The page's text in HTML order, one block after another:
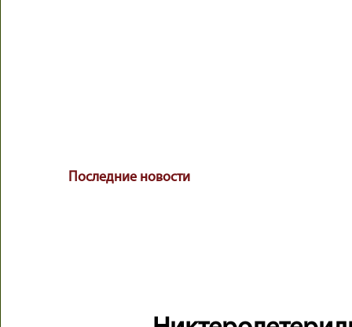
Последние новости